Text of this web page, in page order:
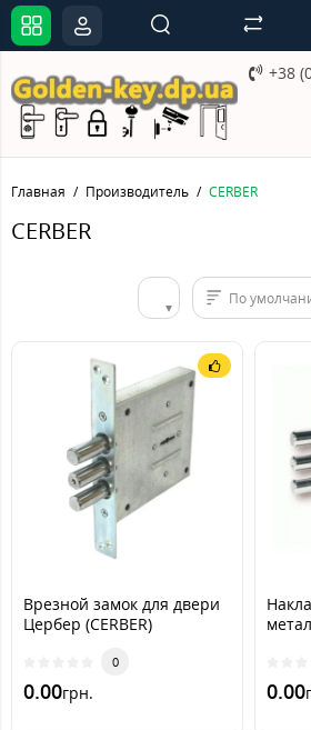
+38
Главная Производитель CERBER
CERBER
По
Врезной замок для двери
Цербер (CERBER)
0
0.00грн. 0.00